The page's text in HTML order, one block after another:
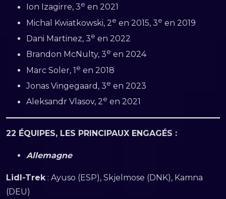
Ion Izagirre, 3e en 2021
Michal Kwiatkowski, 2e en 2015, 3e en 2019
Dani Martinez, 3e en 2022
Brandon McNulty, 3e en 2024
Marc Soler, 1e en 2018
Jonas Vingegaard, 3e en 2023
Aleksandr Vlasov, 2e en 2021
22 ÉQUIPES, LES PRINCIPAUX ENGAGÉS :
Allemagne
Lidl-Trek : Ayuso (ESP), Skjelmose (DNK), Kamna
(DEU)